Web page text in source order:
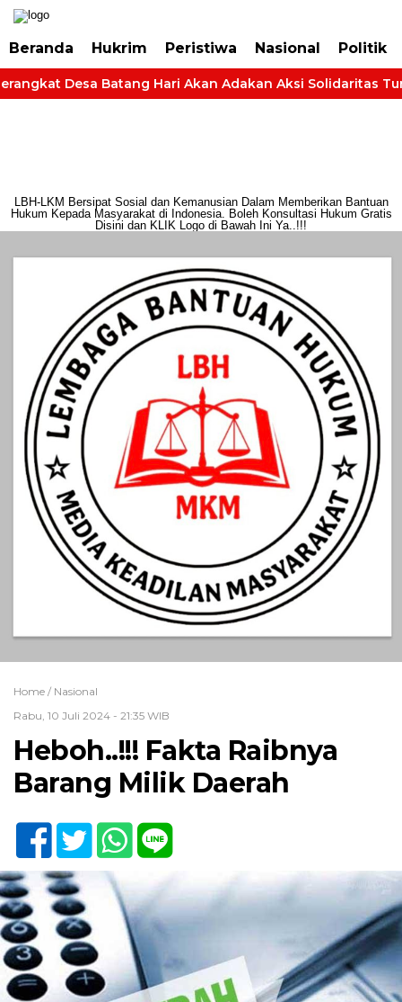
https://dashboard.mgid.com/user/activate/id/685224/code/
Beranda Hukrim Peristiwa Nasional Politik
Desa Batang Hari Akan Adakan Aksi Solidaritas
LBH-LKM Bersipat Sosial dan Kemanusian Dalam Memberikan Bantuan
Hukum Kepada Masyarakat di Indonesia. Boleh Konsultasi Hukum Gratis
Disini dan KLIK Logo di Bawah Ini Ya..!!!
Home / Nasional
Rabu, 10 Juli 2024 - 21:35 WIB
Heboh..!!! Fakta Raibnya
Barang Milik Daerah